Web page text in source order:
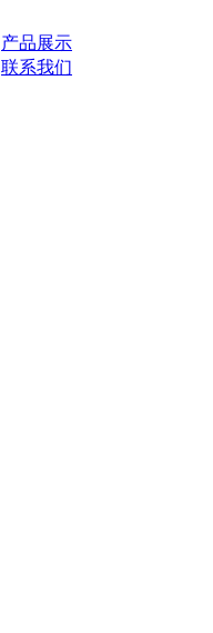
产品展示
联系我们